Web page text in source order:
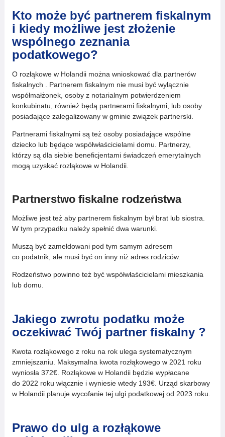
Kto może być partnerem fiskalnym
i kiedy możliwe jest złożenie
wspólnego zeznania
podatkowego?
O rozłąkowe w Holandii można wnioskować dla partnerów
fiskalnych . Partnerem fiskalnym nie musi być wyłącznie
współmałżonek, osoby z notarialnym potwierdzeniem
konkubinatu, również będą partnerami fiskalnymi, lub osoby
posiadające zalegalizowany w gminie związek partnerski.
Partnerami fiskalnymi są też osoby posiadające wspólne
dziecko lub będące współwłaścicielami domu. Partnerzy,
którzy są dla siebie beneficjentami świadczeń emerytalnych
mogą uzyskać rozłąkowe w Holandii.
Partnerstwo fiskalne rodzeństwa
Możliwe jest też aby partnerem fiskalnym był brat lub siostra.
W tym przypadku należy spełnić dwa warunki.
Muszą być zameldowani pod tym samym adresem
co podatnik, ale musi być on inny niż adres rodziców.
Rodzeństwo powinno też być współwłaścicielami mieszkania
lub domu.
Jakiego zwrotu podatku może
oczekiwać Twój partner fiskalny ?
Kwota rozłąkowego z roku na rok ulega systematycznym
zmniejszaniu. Maksymalna kwota rozłąkowego w 2021 roku
wyniosła 372€. Rozłąkowe w Holandii będzie wypłacane
do 2022 roku włącznie i wyniesie wtedy 193€. Urząd skarbowy
w Holandii planuje wycofanie tej ulgi podatkowej od 2023 roku.
Prawo do ulg a rozłąkowe